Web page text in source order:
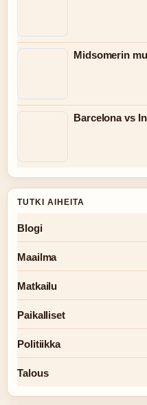
Midsomerin
Barcelona vs
TUTKI AIHEITA
Blogi
Maailma
Matkailu
Paikalliset
Politiikka
Talous